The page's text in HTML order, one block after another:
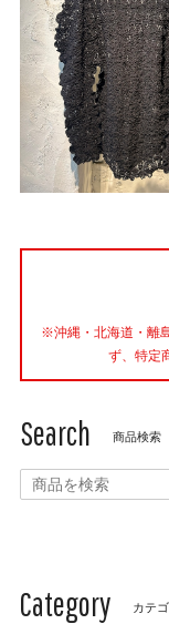
※沖縄・北海道・離
ず、特定
Search 商品検索
Category カテ